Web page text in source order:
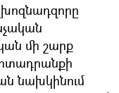
մի շարք
նախկինում